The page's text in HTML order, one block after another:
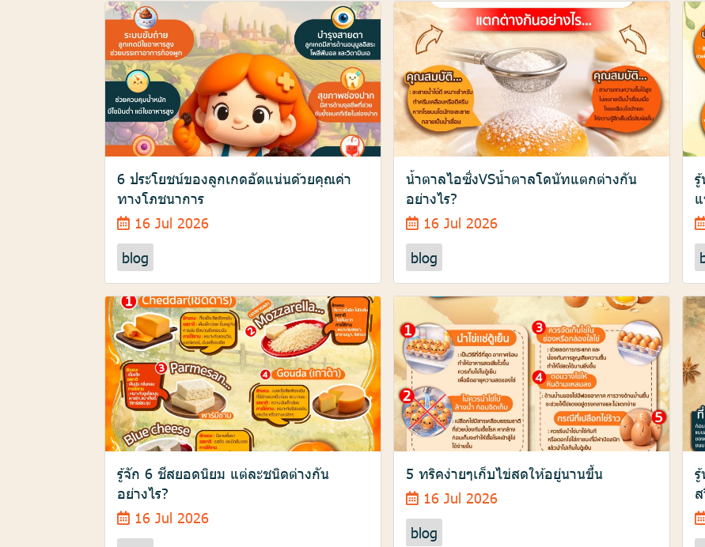
6 ประโยชน์ของลูกเกดอัดแน่นด้วยคุณค่า
ทางโภชนาการ
16 Jul 2026
blog
น้ำตาลไอซิ่งVSน้ำตาลโดนัทแตกต่างกัน
อย่างไร?
16 Jul 2026
blog
รู้จัก 6 ชีสยอดนิยม แต่ละชนิดต่างกัน
อย่างไร?
16 Jul 2026
5 ทริคง่ายๆเก็บไข่สดให้อยู่นานขึ้น
16 Jul 2026
blog